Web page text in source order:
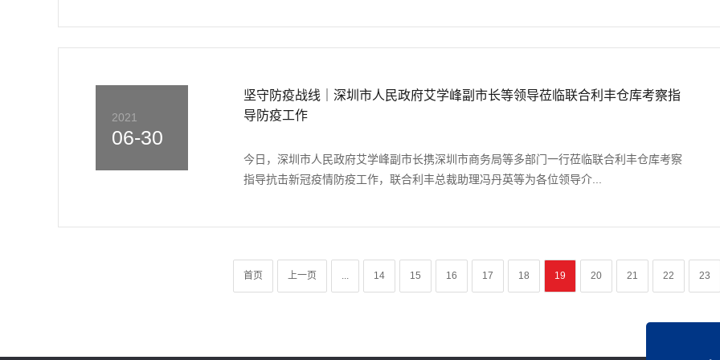
2021
06-30
坚守防疫战线｜深圳市人民政府艾学峰副市长等领导莅临联合利丰仓库考察指
导防疫工作
今日，深圳市人民政府艾学峰副市长携深圳市商务局等多部门一行莅临联合利丰仓库考察
指导抗击新冠疫情防疫工作，联合利丰总裁助理冯丹英等为各位领导介...
首页 上一页 ... 14 15 16 17 18 19 20 21 22 23